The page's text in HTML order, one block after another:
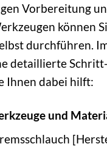
Vorbereitung
können
durchführen.
detaillierte
Ihnen dabei hilft:
und